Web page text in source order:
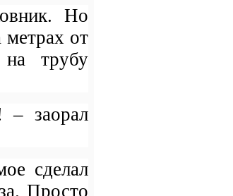
Но
метрах от
трубу
– заорал
сделал
Просто